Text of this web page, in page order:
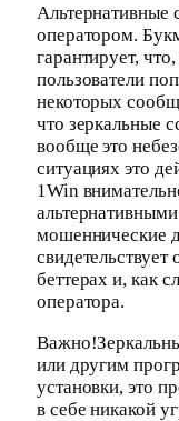
Альтернативные
оператором.
гарантирует,
пользователи
некоторых
что зеркальные
вообще это
ситуациях это
1Win
мошеннические
беттерах и, как
оператора.
или другим
установки, это
в себе никакой